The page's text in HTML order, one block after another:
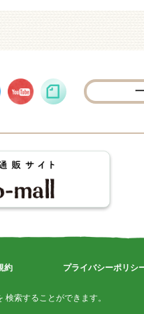
約 プライバシーポリシ
索することができます。